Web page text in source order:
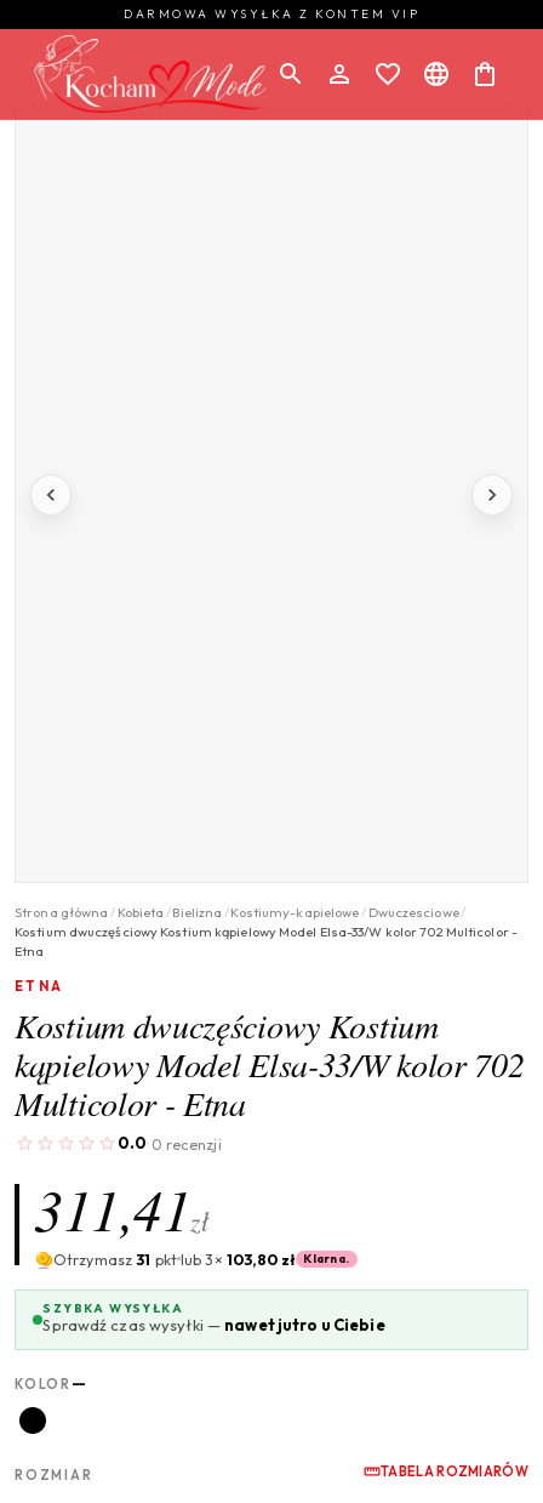
DARMOWA WYSYŁKA Z KONTEM VIP
Strona główna / Kobieta /Bielizna /Kostiumy-kapielowe/ Dwuczesciowe/
Kostium dwuczęściowy Kostium kąpielowy Model Elsa-33/W kolor 702 Multicolor -
Etna
ETNA
Kostium dwuczęściowy Kostium
kąpielowy Model Elsa-33/W kolor 702
Multicolor - Etna
0.0· 0 recenzji
311,41zł
Otrzymasz31 pktlub 3× 103,80 zł Klarna.
SZYBKA WYSYŁKA
Sprawdź czas wysyłki — nawet jutro u Ciebie
KOLOR —
ROZMIAR TABELA ROZMIARÓW